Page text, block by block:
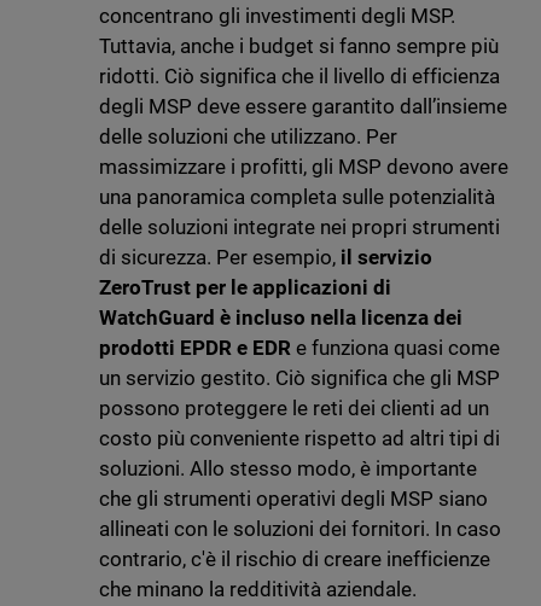
concentrano gli investimenti degli MSP.
Tuttavia, anche i budget si fanno sempre più
ridotti. Ciò significa che il livello di efficienza
degli MSP deve essere garantito dall’insieme
delle soluzioni che utilizzano. Per
massimizzare i profitti, gli MSP devono avere
una panoramica completa sulle potenzialità
delle soluzioni integrate nei propri strumenti
di sicurezza. Per esempio, il servizio
ZeroTrust per le applicazioni di
WatchGuard è incluso nella licenza dei
prodotti EPDR e EDRe funziona quasi come
un servizio gestito. Ciò significa che gli MSP
possono proteggere le reti dei clienti ad un
costo più conveniente rispetto ad altri tipi di
soluzioni. Allo stesso modo, è importante
che gli strumenti operativi degli MSP siano
allineati con le soluzioni dei fornitori. In caso
contrario, c'è il rischio di creare inefficienze
che minano la redditività aziendale.